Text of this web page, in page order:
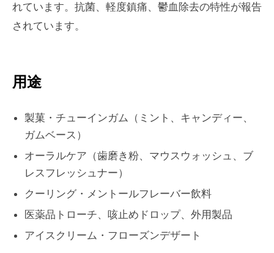
れています。抗菌、軽度鎮痛、鬱血除去の特性が報告
されています。
用途
製菓・チューインガム（ミント、キャンディー、
ガムベース）
オーラルケア（歯磨き粉、マウスウォッシュ、ブ
レスフレッシュナー）
クーリング・メントールフレーバー飲料
医薬品トローチ、咳止めドロップ、外用製品
アイスクリーム・フローズンデザート